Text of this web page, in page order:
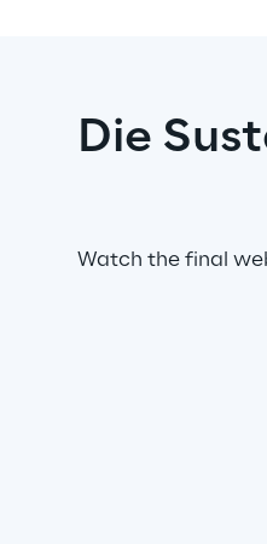
Die
Watch the final